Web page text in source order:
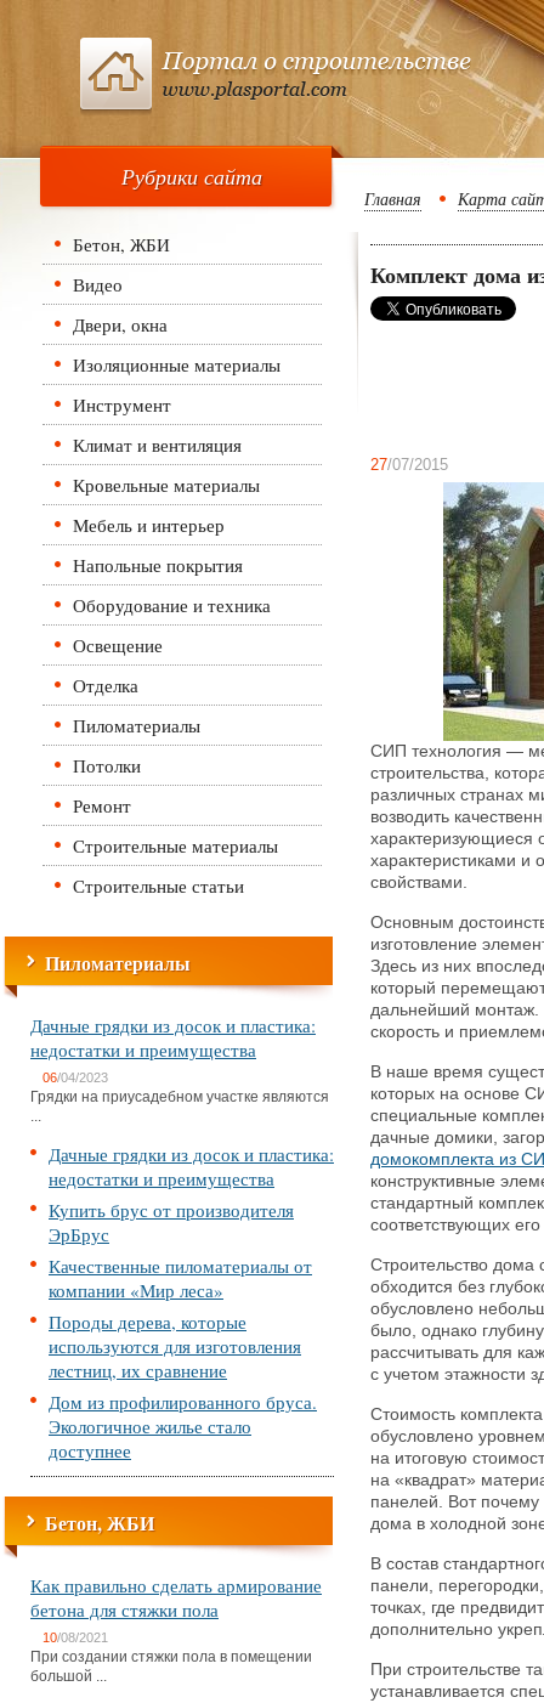
Рубрики сайта
Бетон, ЖБИ
Видео
Двери, окна
Изоляционные материалы
Инструмент
Климат и вентиляция
Кровельные материалы
Мебель и интерьер
Напольные покрытия
Оборудование и техника
Освещение
Отделка
Пиломатериалы
Потолки
Ремонт
Строительные материалы
Строительные статьи
Пиломатериалы
Дачные грядки из досок и пластика:
недостатки и преимущества
06/04/2023
Грядки на приусадебном участке являются
...
Дачные грядки из досок и пластика:
недостатки и преимущества
Купить брус от производителя
ЭрБрус
Качественные пиломатериалы от
компании «Мир леса»
Породы дерева, которые
используются для изготовления
лестниц, их сравнение
Дом из профилированного бруса.
Экологичное жилье стало
доступнее
Бетон, ЖБИ
Как правильно сделать армирование
бетона для стяжки пола
10/08/2021
При создании стяжки пола в помещении
большой ...
Главная Карта
Комплект дома
27/07/2015
СИП технология —
строительства,
различных странах
возводить
характеризующиеся
характеристиками и
свойствами.
Основным
изготовление
Здесь из них
который
дальнейший монтаж.
скорость и
В наше время
которых на основе
специальные
дачные домики,
домокомплекта из
конструктивные
стандартный
соответствующих
Строительство дома
обходится без
обусловлено
было, однако
рассчитывать для
с учетом этажности
Стоимость
обусловлено
на итоговую
на «квадрат»
панелей. Вот почему
дома в холодной
В состав
панели,
точках, где
дополнительно
При строительстве
устанавливается